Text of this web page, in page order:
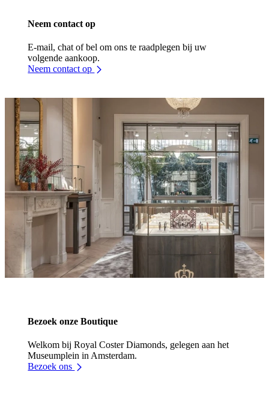
Neem contact op
E-mail, chat of bel om ons te raadplegen bij uw
volgende aankoop.
Neem contact op
Bezoek onze Boutique
Welkom bij Royal Coster Diamonds, gelegen aan het
Museumplein in Amsterdam.
Bezoek ons